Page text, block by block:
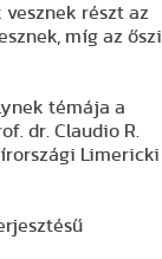
részt az
míg az őszi
témája a
dr. Claudio R.
írországi Limericki